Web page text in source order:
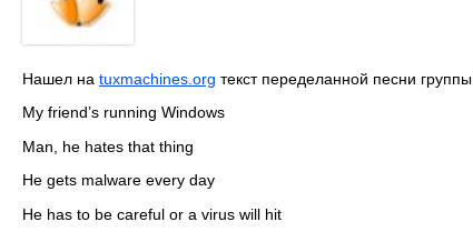
Нашел на tuxmachines.org текст переделанной песни группы
My friend’s running Windows
Man, he hates that thing
He gets malware every day
He has to be careful or a virus will hit